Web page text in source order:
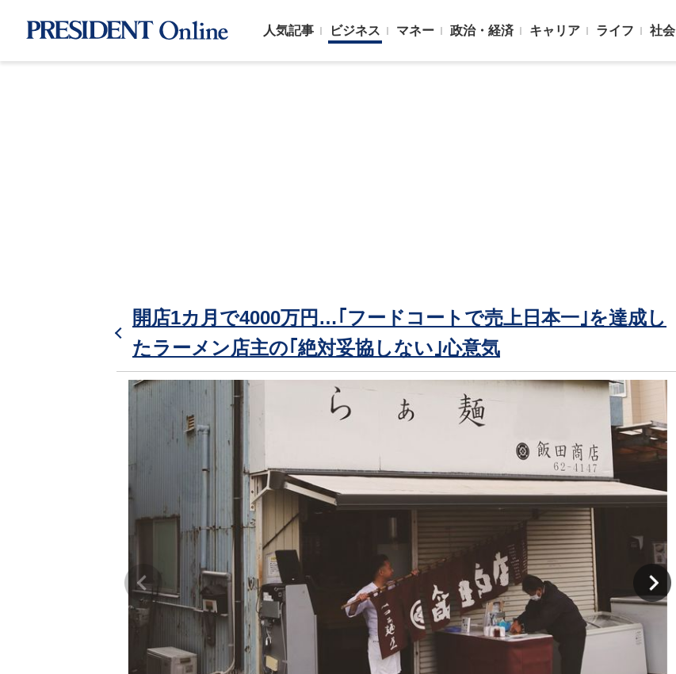
人気記事 ビジネス マネー 政治・経済 キャリア ライフ 社会
開店1カ月で4000万円…｢フードコートで売上日本一｣を達成し
たラーメン店主の｢絶対妥協しない｣心意気